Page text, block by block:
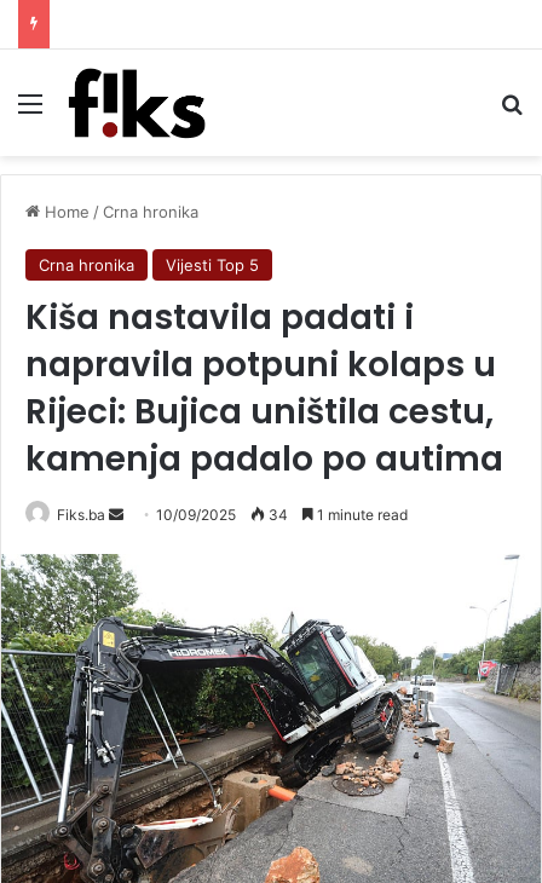
Menu
Home /Crna hronika
Crna hronika Vijesti Top 5
Kiša nastavila padati i
napravila potpuni kolaps u
Rijeci: Bujica uništila cestu,
kamenja padalo po autima
Fiks.ba
Send
email
10/09/2025 34 1 minute read